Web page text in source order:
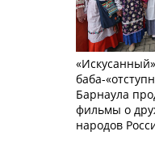
баба-
Барнаула
фильмы о
народов